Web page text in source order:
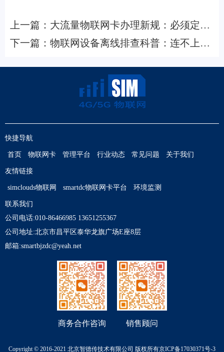
上一篇： 大流量物联网卡办理新规：必须定向
备案！固定 IP / 域名要求详解
下一篇： 物联网设备离线排查科普：连不上网
快捷导航
首页 物联网卡 管理平台 行业动态 常见问题 关于我们
友情链接
simclouds物联网 smartdc物联网卡平台 环境监测
联系我们
公司电话:010-86466985 13651255367
公司地址:北京市昌平区泰华龙旗广场E座8层
邮箱:smartbjzdc@yeah.net
商务合作咨询 销售顾问
Copyright © 2016-2021 北京智德传技术有限公司 版杈所有京ICP备17030371号-3